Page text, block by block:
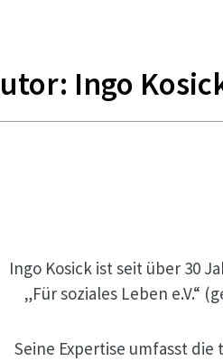
Ingo
Ingo Kosick ist seit über 30
„Für soziales Leben e.V.“
Seine Expertise umfasst